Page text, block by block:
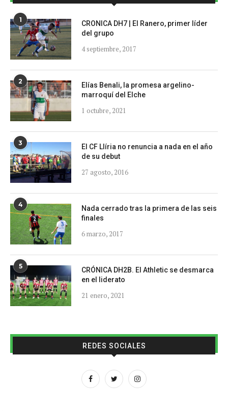
1
CRONICA DH7 | El Ranero, primer líder
del grupo
4 septiembre, 2017
2
Elías Benali, la promesa argelino-
marroquí del Elche
1 octubre, 2021
3
El CF Llíria no renuncia a nada en el año
de su debut
27 agosto, 2016
4
Nada cerrado tras la primera de las seis
finales
6 marzo, 2017
5
CRÓNICA DH2B. El Athletic se desmarca
en el liderato
21 enero, 2021
REDES SOCIALES